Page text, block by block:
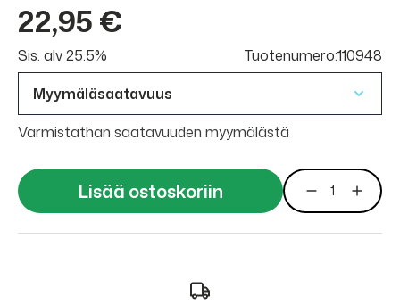
22,95 €
Sis. alv 25.5%
Tuotenumero:110948
Myymäläsaatavuus
Varmistathan saatavuuden myymälästä
Lisää ostoskoriin